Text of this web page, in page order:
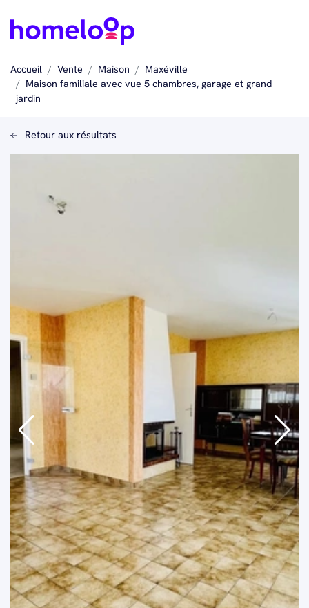
Accueil Vente Maison
Maxéville
Maison familiale avec vue 5 chambres, garage et grand
jardin
Retour aux résultats